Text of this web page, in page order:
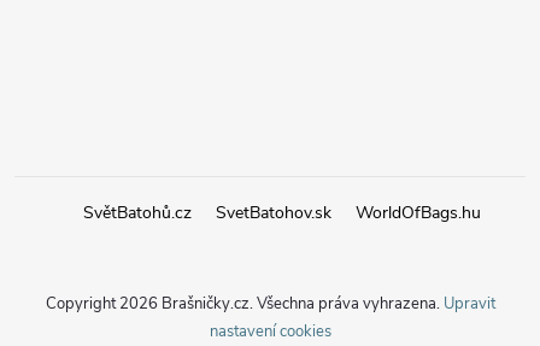
SvětBatohů.cz SvetBatohov.sk WorldOfBags.hu
Copyright 2026 Brašničky.cz. Všechna práva vyhrazena. Upravit
nastavení cookies